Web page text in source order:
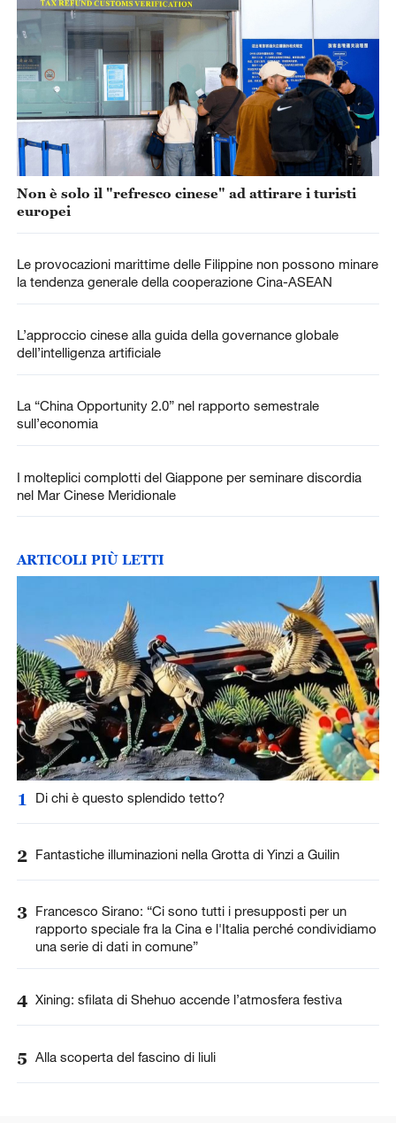
Non è solo il "refresco cinese" ad attirare i turisti
europei
Le provocazioni marittime delle Filippine non possono minare
la tendenza generale della cooperazione Cina-ASEAN
L’approccio cinese alla guida della governance globale
dell’intelligenza artificiale
La “China Opportunity 2.0” nel rapporto semestrale
sull’economia
I molteplici complotti del Giappone per seminare discordia
nel Mar Cinese Meridionale
ARTICOLI PIÙ LETTI
1 Di chi è questo splendido tetto?
2 Fantastiche illuminazioni nella Grotta di Yinzi a Guilin
3 Francesco Sirano: “Ci sono tutti i presupposti per un
rapporto speciale fra la Cina e l'Italia perché condividiamo
una serie di dati in comune”
4 Xining: sfilata di Shehuo accende l’atmosfera festiva
5 Alla scoperta del fascino di liuli